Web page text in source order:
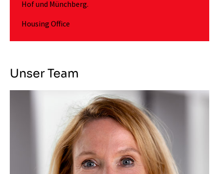
Hof und Münchberg.
Housing Office
Unser Team